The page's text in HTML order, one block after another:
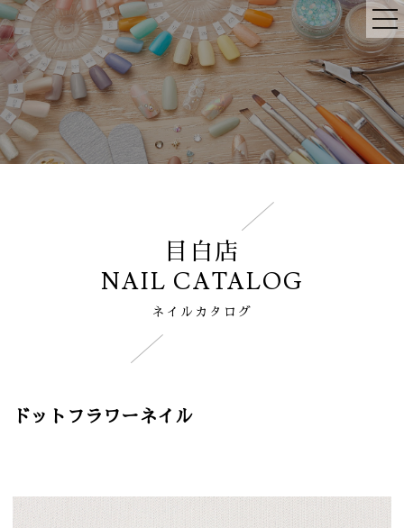
目白店
NAIL CATALOG
ネイルカタログ
ドットフラワーネイル